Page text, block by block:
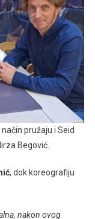
pružaju i Seid
Begović.
, dok koreografiju
nakon ovog